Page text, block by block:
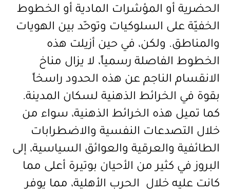
الحضرية أو المؤشرات المادية أو الخطوط
الخفيّة على السلوكيات وتوحّد بين الهويات
والمناطق. ولكن، في حين أزيلت هذه
الخطوط الفاصلة رسمياً، لا يزال مناخ
الانقسام الناجم عن هذه الحدود راسخاً
بقوة في الخرائط الذهنية لسكان المدينة.
كما تميل هذه الخرائط الذهنية، سواء من
خلال التصدعات النفسية والاضطرابات
الطائفية والعرقية والعوائق السياسية، إلى
البروز في كثير من الأحيان بوتيرة أعلى مما
كانت عليه خلال الحرب الأهلية، مما يوفر